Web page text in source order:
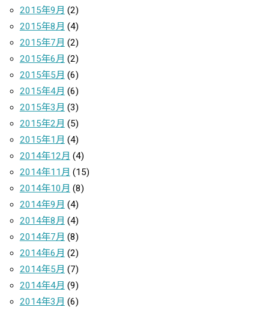
2015年9月 (2)
2015年8月 (4)
2015年7月 (2)
2015年6月 (2)
2015年5月 (6)
2015年4月 (6)
2015年3月 (3)
2015年2月 (5)
2015年1月 (4)
2014年12月 (4)
2014年11月 (15)
2014年10月 (8)
2014年9月 (4)
2014年8月 (4)
2014年7月 (8)
2014年6月 (2)
2014年5月 (7)
2014年4月 (9)
2014年3月 (6)